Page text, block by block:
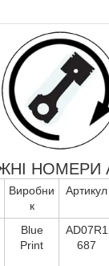
НОМЕРИ
Виробни
к
Артикул
Blue
Print
AD07R1
687